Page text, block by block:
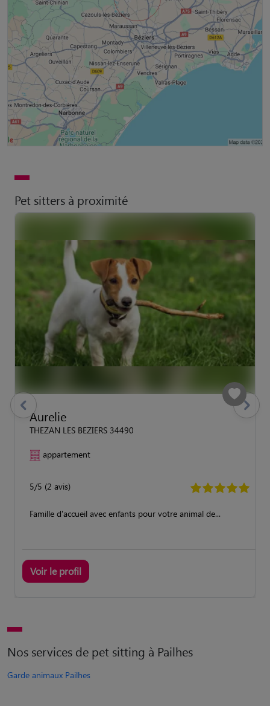
Pet sitters à proximité
Aurelie
THEZAN LES BEZIERS 34490
appartement
5/5 (2 avis)
Famille d'accueil avec enfants pour votre animal de...
Voir le profil
previous Suivant
Nos services de pet sitting à Pailhes
Garde animaux Pailhes